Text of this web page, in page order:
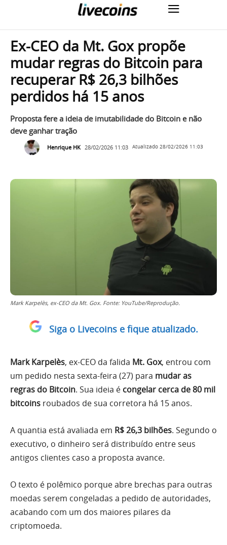
Ex-CEO da Mt. Gox propõe
mudar regras do Bitcoin para
recuperar R$ 26,3 bilhões
perdidos há 15 anos
Proposta fere a ideia de imutabilidade do Bitcoin e não
deve ganhar tração
Henrique HK 28/02/2026 11:03 Atualizado 28/02/2026 11:03
Mark Karpelès, ex-CEO da Mt. Gox. Fonte: YouTube/Reprodução.
Siga o Livecoins e fique atualizado.
Mark Karpelès, ex-CEO da falida Mt. Gox, entrou com
um pedido nesta sexta-feira (27) para mudar as
regras do Bitcoin. Sua ideia é congelar cerca de 80 mil
bitcoins roubados de sua corretora há 15 anos.
A quantia está avaliada em R$ 26,3 bilhões. Segundo o
executivo, o dinheiro será distribuído entre seus
antigos clientes caso a proposta avance.
O texto é polêmico porque abre brechas para outras
moedas serem congeladas a pedido de autoridades,
acabando com um dos maiores pilares da
criptomoeda.